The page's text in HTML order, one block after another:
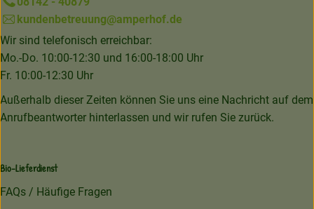
kundenbetreuung@amperhof.de
Wir sind telefonisch erreichbar:
Mo.-Do. 10:00-12:30 und 16:00-18:00 Uhr
Fr. 10:00-12:30 Uhr
Außerhalb dieser Zeiten können Sie uns eine Nachricht auf dem
Anrufbeantworter hinterlassen und wir rufen Sie zurück.
Bio-Lieferdienst
FAQs / Häufige Fragen